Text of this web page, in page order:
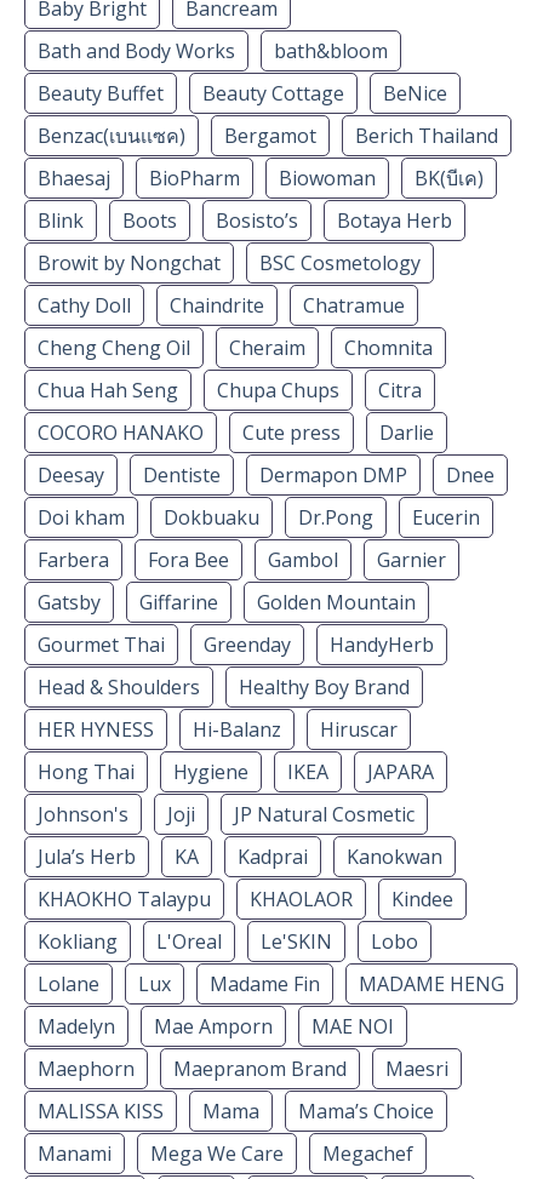
Baby Bright
Bancream
Bath and Body Works
bath&bloom
Beauty Buffet
Beauty Cottage
BeNice
Benzac(เบนเเซค)
Bergamot
Berich Thailand
Bhaesaj
BioPharm Biowoman
BK(บีเค)
Blink
Boots Bosisto’s
Botaya Herb
Browit by Nongchat
BSC Cosmetology
Cathy Doll
Chaindrite
Chatramue
Cheng Cheng Oil
Cheraim
Chomnita
Chua Hah Seng
Chupa Chups
Citra
COCORO HANAKO
Cute press
Darlie
Deesay
Dentiste Dermapon DMP
Dnee
Doi kham
Dokbuaku Dr.Pong
Eucerin
Farbera
Fora Bee Gambol
Garnier
Gatsby
Giffarine
Golden Mountain
Gourmet Thai
Greenday
HandyHerb
Head & Shoulders
Healthy Boy Brand
HER HYNESS
Hi-Balanz
Hiruscar
Hong Thai
Hygiene IKEA
JAPARA
Johnson's
Joji
JP Natural Cosmetic
Jula’s Herb
KA Kadprai
Kanokwan
KHAOKHO Talaypu
KHAOLAOR
Kindee
Kokliang
L'Oreal Le'SKIN
Lobo
Lolane
Lux Madame Fin
MADAME HENG
Madelyn
Mae Amporn
MAE NOI
Maephorn
Maepranom Brand
Maesri
MALISSA KISS
Mama
Mama’s Choice
Manami
Mega We Care
Megachef